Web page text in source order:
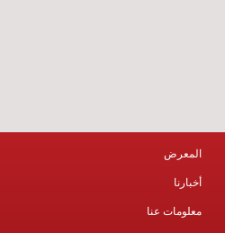
المعرض
أخبارنا
معلومات عنا